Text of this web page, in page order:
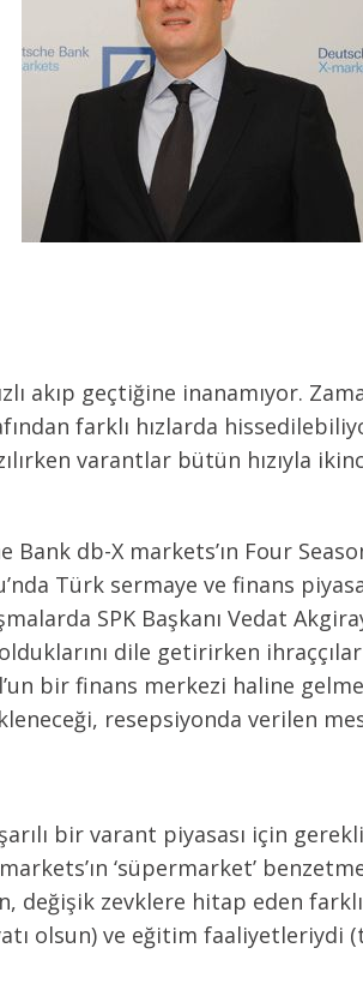
akıp geçtiğine inanamıyor.
farklı hızlarda
varantlar bütün hızıyla
Bank db-X markets’ın Four
Türk sermaye ve finans
SPK Başkanı Vedat
dile getirirken
bir finans merkezi haline
resepsiyonda verilen
bir varant piyasası için
‘süpermarket’
değişik zevklere hitap eden
olsun) ve eğitim faaliyetleriydi